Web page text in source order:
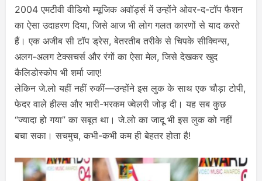
2004 एमटीवी वीडियो म्यूजिक अवॉर्ड्स में उन्होंने ओवर-द-टॉप फैशन
का ऐसा उदाहरण दिया, जिसे आज भी लोग गलत कारणों से याद करते
हैं। एक अजीब सी टॉप ड्रेस, बेतरतीब तरीके से चिपके सीक्विन्स,
अलग-अलग टेक्सचर्स और रंगों का ऐसा मेल, जिसे देखकर खुद
कैलिडोस्कोप भी शर्मा जाए!
लेकिन जे.लो यहीं नहीं रुकीं—उन्होंने इस लुक के साथ एक चौड़ा टोपी,
फेदर वाले हील्स और भारी-भरकम ज्वेलरी जोड़ दी। यह सब कुछ
“ज्यादा हो गया” का सबूत था। जे.लो का जादू भी इस लुक को नहीं
बचा सका। सचमुच, कभी-कभी कम ही बेहतर होता है!